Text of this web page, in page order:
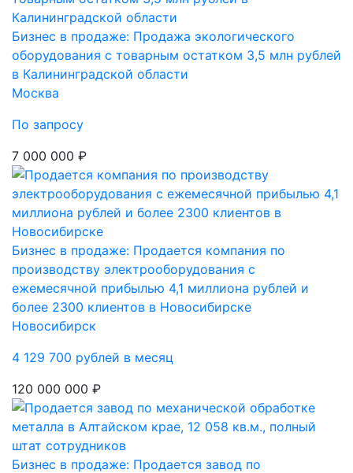
Бизнес в продаже: Продажа экологического
оборудования с товарным остатком 3,5 млн рублей
в Калининградской области
Москва
По запросу
7 000 000 ₽
Бизнес в продаже: Продается компания по
производству электрооборудования с
ежемесячной прибылью 4,1 миллиона рублей и
более 2300 клиентов в Новосибирске
Новосибирск
4 129 700 рублей в месяц
120 000 000 ₽
Бизнес в продаже: Продается завод по